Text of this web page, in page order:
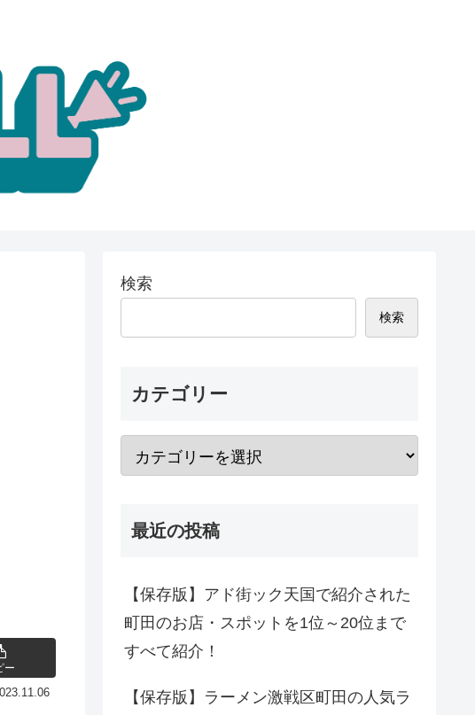
ー
検索
検索
カテゴリー
最近の投稿
【保存版】アド街ック天国で紹介された
町田のお店・スポットを1位～20位まで
すべて紹介！
【保存版】ラーメン激戦区町田の人気ラ